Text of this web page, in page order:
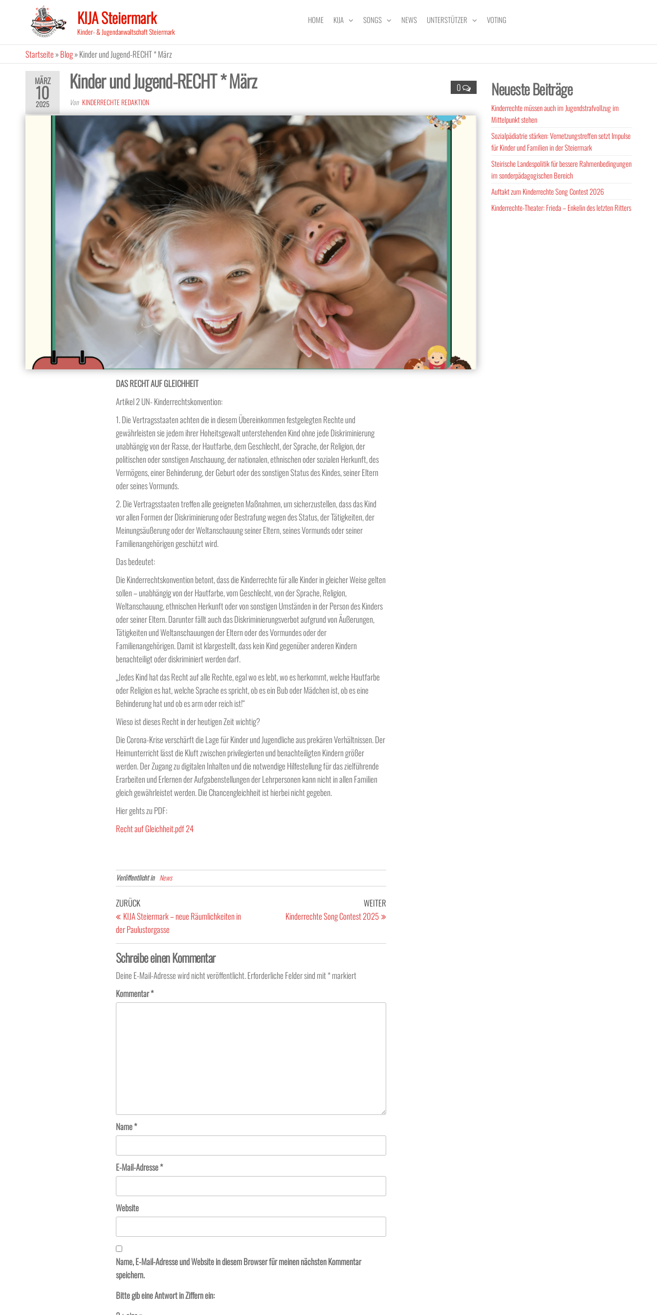
KIJA Steiermark
Kinder- & Jugendanwaltschaft Steiermark
HOME KIJA SONGS NEWS UNTERSTÜTZER VOTING
Startseite »Blog»Kinder und Jugend-RECHT * März
MÄRZ
10
2025
0
Kinder und Jugend-RECHT * März
Von KINDERRECHTE REDAKTION
DAS RECHT AUF GLEICHHEIT
Artikel 2 UN- Kinderrechtskonvention:
1. Die Vertragsstaaten achten die in diesem Übereinkommen festgelegten Rechte und
gewährleisten sie jedem ihrer Hoheitsgewalt unterstehenden Kind ohne jede Diskriminierung
unabhängig von der Rasse, der Hautfarbe, dem Geschlecht, der Sprache, der Religion, der
politischen oder sonstigen Anschauung, der nationalen, ethnischen oder sozialen Herkunft, des
Vermögens, einer Behinderung, der Geburt oder des sonstigen Status des Kindes, seiner Eltern
oder seines Vormunds.
2. Die Vertragsstaaten treffen alle geeigneten Maßnahmen, um sicherzustellen, dass das Kind
vor allen Formen der Diskriminierung oder Bestrafung wegen des Status, der Tätigkeiten, der
Meinungsäußerung oder der Weltanschauung seiner Eltern, seines Vormunds oder seiner
Familienangehörigen geschützt wird.
Das bedeutet:
Die Kinderrechtskonvention betont, dass die Kinderrechte für alle Kinder in gleicher Weise gelten
sollen – unabhängig von der Hautfarbe, vom Geschlecht, von der Sprache, Religion,
Weltanschauung, ethnischen Herkunft oder von sonstigen Umständen in der Person des Kinders
oder seiner Eltern. Darunter fällt auch das Diskriminierungsverbot aufgrund von Äußerungen,
Tätigkeiten und Weltanschauungen der Eltern oder des Vormundes oder der
Familienangehörigen. Damit ist klargestellt, dass kein Kind gegenüber anderen Kindern
benachteiligt oder diskriminiert werden darf.
„Jedes Kind hat das Recht auf alle Rechte, egal wo es lebt, wo es herkommt, welche Hautfarbe
oder Religion es hat, welche Sprache es spricht, ob es ein Bub oder Mädchen ist, ob es eine
Behinderung hat und ob es arm oder reich ist!“
Wieso ist dieses Recht in der heutigen Zeit wichtig?
Die Corona-Krise verschärft die Lage für Kinder und Jugendliche aus prekären Verhältnissen. Der
Heimunterricht lässt die Kluft zwischen privilegierten und benachteiligten Kindern größer
werden. Der Zugang zu digitalen Inhalten und die notwendige Hilfestellung für das zielführende
Erarbeiten und Erlernen der Aufgabenstellungen der Lehrpersonen kann nicht in allen Familien
gleich gewährleistet werden. Die Chancengleichheit ist hierbei nicht gegeben.
Hier gehts zu PDF:
Recht auf Gleichheit.pdf 24
Veröffentlicht in News
Beitragsnavigation
Vorheriger
Beitrag
ZURÜCK
KIJA Steiermark – neue Räumlichkeiten in
der Paulustorgasse
Beitrag
WEITER
Kinderrechte Song Contest 2025
Schreibe einen Kommentar
Deine E-Mail-Adresse wird nicht veröffentlicht.Erforderliche Felder sind mit*markiert
Kommentar*
Name*
E-Mail-Adresse*
Website
Name, E-Mail-Adresse und Website in diesem Browser für meinen nächsten Kommentar
speichern.
Bitte gib eine Antwort in Ziffern ein:
Neueste Beiträge
Kinderrechte müssen auch im Jugendstrafvollzug im
Mittelpunkt stehen
Sozialpädiatrie stärken: Vernetzungstreffen setzt Impulse
für Kinder und Familien in der Steiermark
Steirische Landespolitik für bessere Rahmenbedingungen
im sonderpädagogischen Bereich
Auftakt zum Kinderrechte Song Contest 2026
Kinderrechte-Theater: Frieda – Enkelin des letzten Ritters